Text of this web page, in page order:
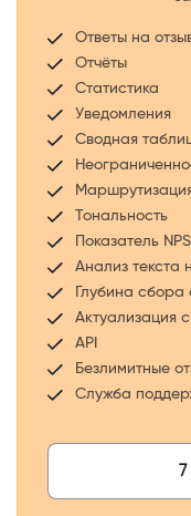
Ответы на
Отчёты
Статистика
Уведомления
Сводная
Тональность
Показатель NPS
Анализ текста
Глубина сбора
Актуализация
API
Безлимитные
Служба